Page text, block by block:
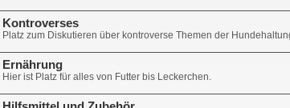
Kontroverses
Platz zum Diskutieren über kontroverse Themen der
Ernährung
Hier ist Platz für alles von Futter bis Leckerchen.